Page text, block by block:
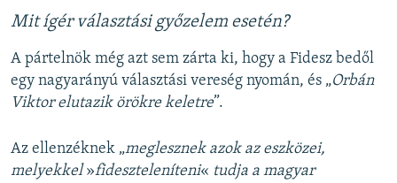
Mit ígér választási győzelem esetén?
A pártelnök még azt sem zárta ki, hogy a Fidesz bedől
egy nagyarányú választási vereség nyomán, és „Orbán
Viktor elutazik örökre keletre”.
Az ellenzéknek „meglesznek azok az eszközei,
melyekkel »fideszteleníteni«​ tudja a magyar